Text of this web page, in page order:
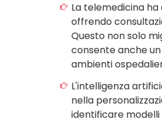
La telemedicina
offrendo
Questo non solo
consente anche
ambienti
L'intelligenza
nella
identificare modelli